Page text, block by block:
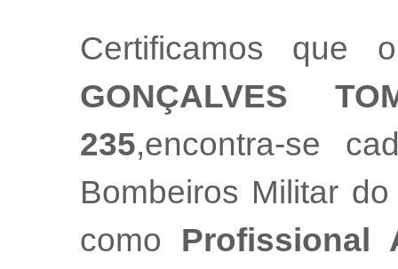
Certificamos que
GONÇALVES
235,encontra-se
Bombeiros Militar
como Profissional